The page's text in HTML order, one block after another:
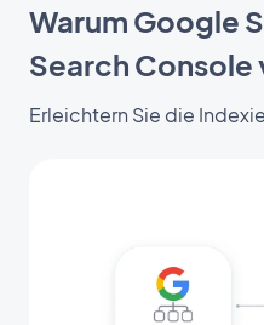
Warum Google
Search
Erleichtern Sie die